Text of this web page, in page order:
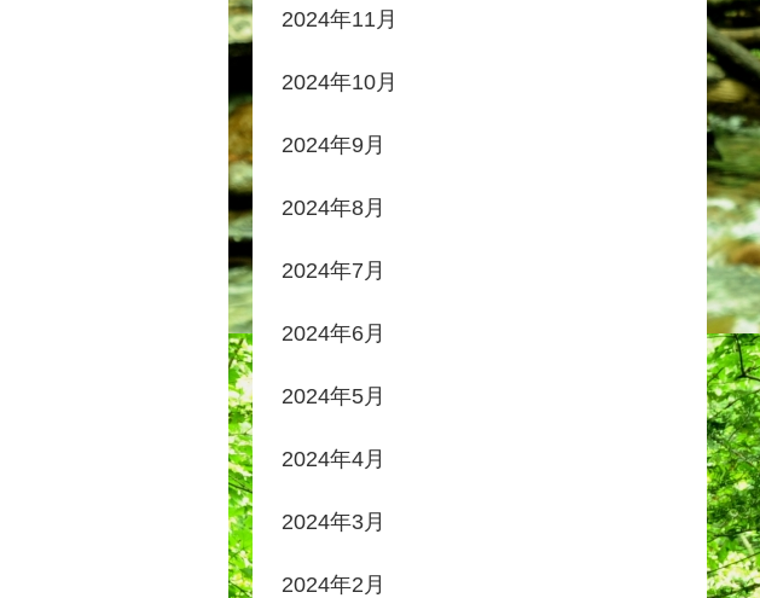
2024年11月
2024年10月
2024年9月
2024年8月
2024年7月
2024年6月
2024年5月
2024年4月
2024年3月
2024年2月